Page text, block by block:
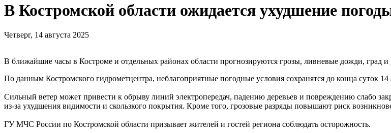
В Костромской области ожидается ухудшение
Четверг, 14 августа 2025
В ближайшие часы в Костроме и отдельных районах области прогнозируются грозы, ливневые дожди, град
По данным Костромского гидрометцентра, неблагоприятные погодные условия сохранятся до конца суток 14
Сильный ветер может привести к обрыву линий электропередач, падению деревьев и повреждению слабо
из-за ухудшения видимости и скользкого покрытия. Кроме того, грозовые разряды повышают риск
ГУ МЧС России по Костромской области призывает жителей и гостей региона соблюдать осторожность.